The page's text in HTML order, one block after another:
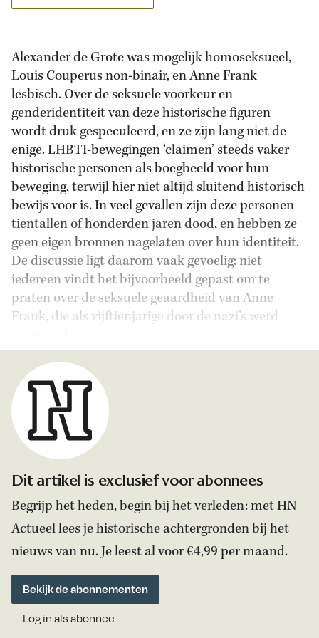
Alexander de Grote was mogelijk homoseksueel,
Louis Couperus non-binair, en Anne Frank
lesbisch. Over de seksuele voorkeur en
genderidentiteit van deze historische figuren
wordt druk gespeculeerd, en ze zijn lang niet de
enige. LHBTI-bewegingen ‘claimen’ steeds vaker
historische personen als boegbeeld voor hun
beweging, terwijl hier niet altijd sluitend historisch
bewijs voor is. In veel gevallen zijn deze personen
tientallen of honderden jaren dood, en hebben ze
geen eigen bronnen nagelaten over hun identiteit.
De discussie ligt daarom vaak gevoelig: niet
iedereen vindt het bijvoorbeeld gepast om te
praten over de seksuele geaardheid van Anne
Frank, die als vijftienjarige door de nazi’s werd
Dit artikel is exclusief voor abonnees
Begrijp het heden, begin bij het verleden: met HN
Actueel lees je historische achtergronden bij het
nieuws van nu. Je leest al voor €4,99 per maand.
Bekijk de abonnementen
Log in als abonnee